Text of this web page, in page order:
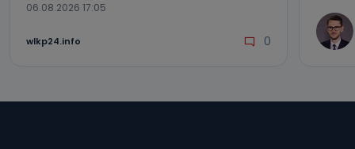
06.08.2026 17:05
wlkp24.info 0